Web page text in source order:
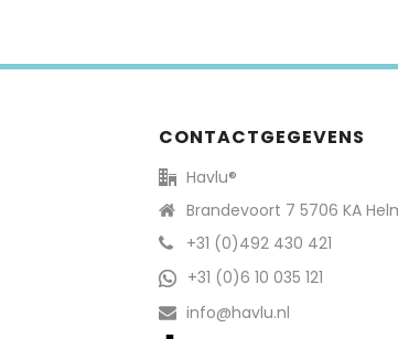
CONTACTGEGEVENS
Havlu®
Brandevoort 7 5706 KA
+31 (0)492 430 421
+31 (0)6 10 035 121
info@havlu.nl